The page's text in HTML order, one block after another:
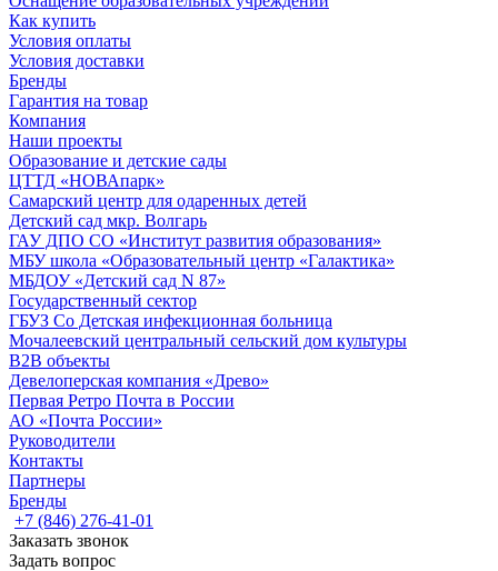
Как купить
Условия оплаты
Условия доставки
Бренды
Гарантия на товар
Компания
Наши проекты
Образование и детские сады
ЦТТД «НОВАпарк»
Самарский центр для одаренных детей
Детский сад мкр. Волгарь
ГАУ ДПО СО «Институт развития образования»
МБУ школа «Образовательный центр «Галактика»
МБДОУ «Детский сад N 87»
Государственный сектор
ГБУЗ Со Детская инфекционная больница
Мочалеевский центральный сельский дом культуры
B2B объекты
Девелоперская компания «Древо»
Первая Ретро Почта в России
АО «Почта России»
Руководители
Контакты
Партнеры
Бренды
+7 (846) 276-41-01
Заказать звонок
Задать вопрос